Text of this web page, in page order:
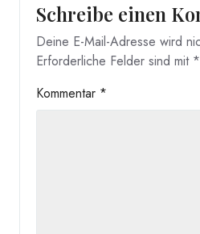
Schreibe einen
Deine E-Mail-Adresse wird
Erforderliche Felder sind mit *
Kommentar *